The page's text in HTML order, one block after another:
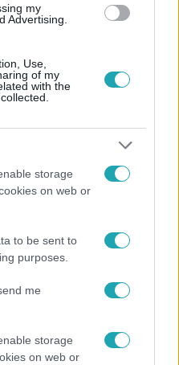
my
Advertising.
Use,
of my
with the
storage
on web or
to be sent to
purposes.
me
storage
on web or